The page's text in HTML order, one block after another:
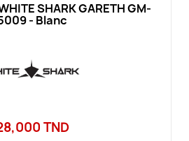
SHARK GARETH GM-
- Blanc
TND